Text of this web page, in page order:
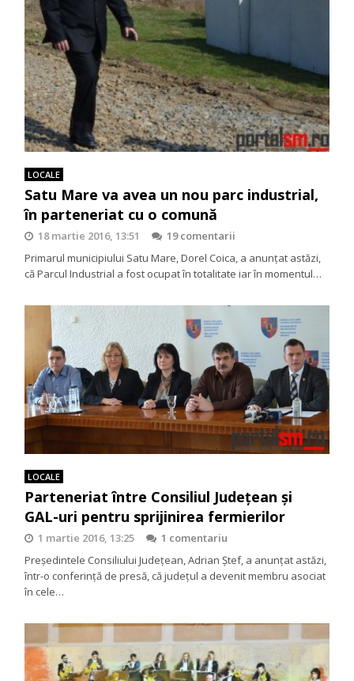
LOCALE
Satu Mare va avea un nou parc industrial,
în parteneriat cu o comună
18 martie 2016, 13:51
19 comentarii
Primarul municipiului Satu Mare, Dorel Coica, a anunţat astăzi,
că Parcul Industrial a fost ocupat în totalitate iar în momentul…
LOCALE
Parteneriat între Consiliul Judeţean şi
GAL-uri pentru sprijinirea fermierilor
1 martie 2016, 13:25
1 comentariu
Preşedintele Consiliului Judeţean, Adrian Ştef, a anunţat astăzi,
într-o conferinţă de presă, că judeţul a devenit membru asociat
în cele…